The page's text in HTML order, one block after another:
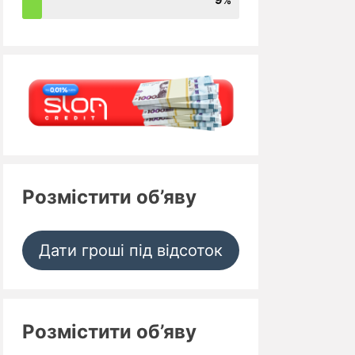
Розмістити об’яву
Дати гроші під відсоток
Розмістити об’яву